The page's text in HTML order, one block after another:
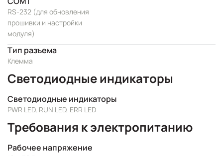
RS-232 (для обновления
прошивки и настройки
модуля)
Тип разъема
Клемма
Светодиодные индикаторы
Светодиодные индикаторы
PWR LED, RUN LED, ERR LED
Требования к электропитанию
Рабочее напряжение